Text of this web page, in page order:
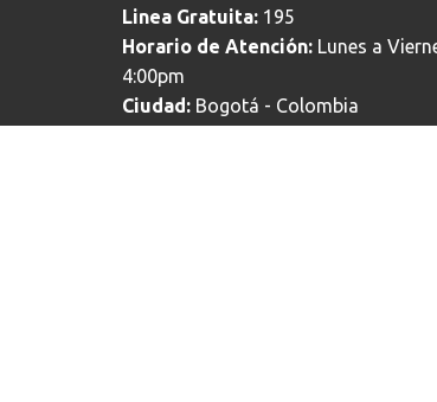
Linea Gratuita: 195
Horario de Atención: Lunes a
4:00pm
Ciudad: Bogotá - Colombia